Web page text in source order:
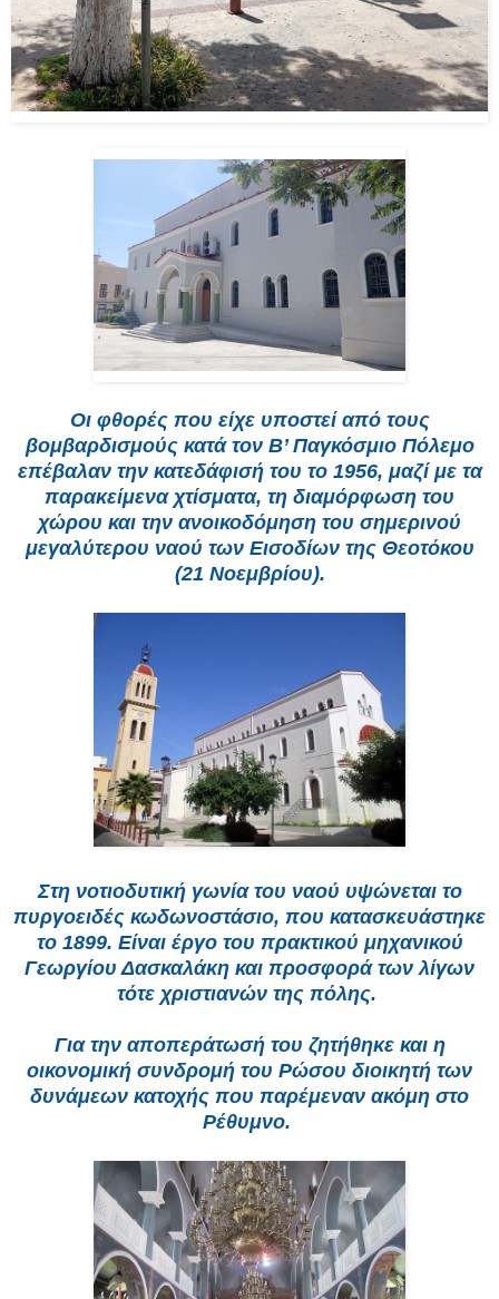
Oι φθορές που είχε υποστεί από τους
βομβαρδισμούς κατά τον B’ Παγκόσμιο Πόλεμο
επέβαλαν την κατεδάφισή του το 1956, μαζί με τα
παρακείμενα χτίσματα, τη διαμόρφωση του
χώρου και την ανοικοδόμηση του σημερινού
μεγαλύτερου ναού των Eισοδίων της Θεοτόκου
(21 Nοεμβρίου).
Στη νοτιοδυτική γωνία του ναού υψώνεται το
πυργοειδές κωδωνοστάσιο, που κατασκευάστηκε
το 1899. Eίναι έργο του πρακτικού μηχανικού
Γεωργίου Δασκαλάκη και προσφορά των λίγων
τότε χριστιανών της πόλης.
Για την αποπεράτωσή του ζητήθηκε και η
οικονομική συνδρομή του Pώσου διοικητή των
δυνάμεων κατοχής που παρέμεναν ακόμη στο
Pέθυμνο.